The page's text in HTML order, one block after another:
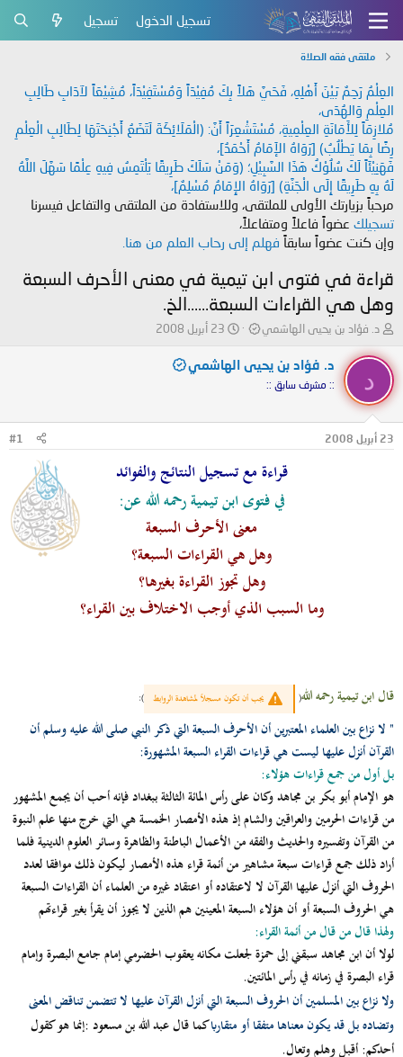
تسجيل الدخول تسجيل
ملتقى فقه الصلاة
العِلْمُ رَحِمٌ بَيْنَ أَهْلِهِ، فَحَيَّ هَلاً بِكَ مُفِيْدَاً وَمُسْتَفِيْدَاً، مُشِيْعَاً لآدَابِ طَالِبِ
العِلْمِ وَالهُدَى،
مُلازِمَاً لِلأَمَانَةِ العِلْمِيةِ، مُسْتَشْعِرَاً أَنَّ: (الْمَلَائِكَةَ لَتَضَعُ أَجْنِحَتَهَا لِطَالِبِ الْعِلْمِ
رِضًا بِمَا يَطْلُبُ) [رَوَاهُ الإَمَامُ أَحْمَدُ]،
فَهَنِيْئَاً لَكَ سُلُوْكُ هَذَا السَّبِيْلِ؛ (وَمَنْ سَلَكَ طَرِيقًا يَلْتَمِسُ فِيهِ عِلْمًا سَهَّلَ اللَّهُ
لَهُ بِهِ طَرِيقًا إِلَى الْجَنَّةِ) [رَوَاهُ الإِمَامُ مُسْلِمٌ]،
مرحباً بزيارتك الأولى للملتقى، وللاستفادة من الملتقى والتفاعل فيسرنا
تسجيلك عضواً فاعلاً ومتفاعلاً،
وإن كنت عضواً سابقاً فهلم إلى رحاب العلم من هنا.
قراءة في فتوى ابن تيمية في معنى الأحرف السبعة
وهل هي القراءات السبعة......الخ.
ب
د
ئ
ل
م
و
د. فؤاد بن يحيى الهاشمي
ت
ر
ي
ل
ء
23 أبريل 2008
د
د. فؤاد بن يحيى الهاشمي
:: مشرف سابق ::
23 أبريل 2008 #1
قراءة مع تسجيل النتائج والفوائد
فيفتوى ابن تيمية رحمه الله عن:
معنى الأحرف السبعة
وهل هي القراءات السبعة؟
وهل تجوز القراءة بغيرها؟
وما السبب الذي أوجب الاختلاف بين القراء؟
قال ابن تيمية رحمه الله( يجب أن تكون مسجلاً لمشاهدة الروابط )
:
" لا نزاع بين العلماء المعتبرين أن الأحرف السبعة التي ذكر النبي صلى الله عليه وسلم أن
القرآن أنزل عليها ليست هي قراءات القراء السبعة المشهورة:
بل أول من جمع قراءات هؤلاء:
هو الإمام أبو بكر بن مجاهد وكان على رأس المائة الثالثة ببغداد فإنه أحب أن يجمع المشهور
من قراءات الحرمين والعراقين والشام إذ هذه الأمصار الخمسة هي التي خرج منها علم النبوة
من القرآن وتفسيره والحديث والفقه من الأعمال الباطنة والظاهرة وسائر العلوم الدينية فلما
أراد ذلك جمع قراءات سبعة مشاهير من أئمة قراء هذه الأمصار ليكون ذلك موافقا لعدد
الحروف التي أنزل عليها القرآن لا لاعتقاده أو اعتقاد غيره من العلماء أن القراءات السبعة
هي الحروف السبعة أو أن هؤلاء السبعة المعينين هم الذين لا يجوز أن يقرأ بغير قراءتهم
ولهذا قال من قال من أئمة القراء:
لولا أن ابن مجاهد سبقني إلى حمزة لجعلت مكانه يعقوب الحضرمي إمام جامع البصرة وإمام
قراء البصرة في زمانه في رأس المائتين.
ولا نزاع بين المسلمين أن الحروف السبعة التي أنزل القرآن عليها لا تتضمن تناقض المعنى
وتضاده بل قد يكون معناها متفقا أو متقارباكما قال عبد الله بن مسعود :إنما هو كقول
أحدكم: أقبل وهلم وتعال.